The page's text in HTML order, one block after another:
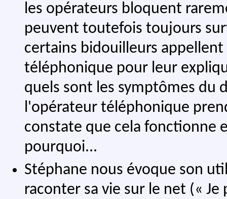
les opérateurs bloquent
peuvent toutefois toujours
certains bidouilleurs
téléphonique pour leur
quels sont les symptômes du
l'opérateur téléphonique
constate que cela fonctionne
pourquoi...
Stéphane nous évoque son
raconter sa vie sur le net (« Je